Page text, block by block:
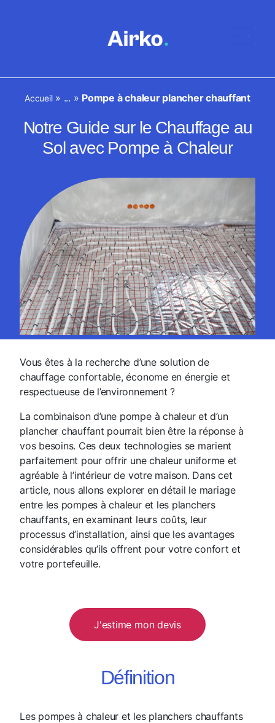
Accueil» ... » Pompe à chaleur plancher chauffant
Notre Guide sur le Chauffage au
Sol avec Pompe à Chaleur
Vous êtes à la recherche d’une solution de
chauffage confortable, économe en énergie et
respectueuse de l’environnement ?
La combinaison d’une pompe à chaleur et d’un
plancher chauffant pourrait bien être la réponse à
vos besoins. Ces deux technologies se marient
parfaitement pour offrir une chaleur uniforme et
agréable à l’intérieur de votre maison. Dans cet
article, nous allons explorer en détail le mariage
entre les pompes à chaleur et les planchers
chauffants, en examinant leurs coûts, leur
processus d’installation, ainsi que les avantages
considérables qu’ils offrent pour votre confort et
votre portefeuille.
J'estime mon devis
Définition
Les pompes à chaleur et les planchers chauffants